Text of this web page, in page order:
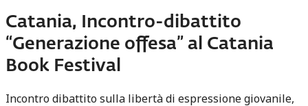
Catania, Incontro-dibattito
“Generazione offesa” al Catania
Book Festival
Incontro dibattito sulla libertà di espressione giovanile,